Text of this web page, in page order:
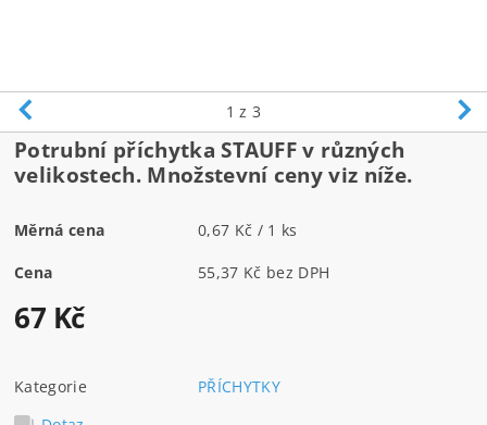
1 z 3
Potrubní příchytka STAUFF v různých
velikostech. Množstevní ceny viz níže.
Měrná cena 0,67 Kč / 1 ks
Cena 55,37 Kč bez DPH
67 Kč
Kategorie
PŘÍCHYTKY